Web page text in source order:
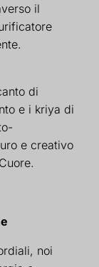
il
di
e i kriya di
e creativo
noi